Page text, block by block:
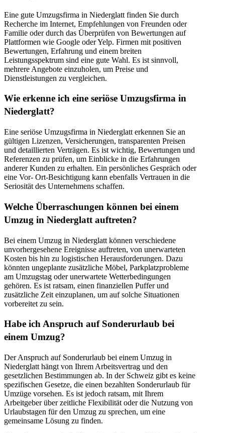
Eine gute Umzugsfirma in Niederglatt finden Sie durch
Recherche im Internet, Empfehlungen von Freunden oder
Familie oder durch das Überprüfen von Bewertungen auf
Plattformen wie Google oder Yelp. Firmen mit positiven
Bewertungen, Erfahrung und einem breiten
Leistungsspektrum sind eine gute Wahl. Es ist sinnvoll,
mehrere Angebote einzuholen, um Preise und
Dienstleistungen zu vergleichen.
Wie erkenne ich eine seriöse Umzugsfirma in
Niederglatt?
Eine seriöse Umzugsfirma in Niederglatt erkennen Sie an
gültigen Lizenzen, Versicherungen, transparenten Preisen
und detaillierten Verträgen. Es ist wichtig, Bewertungen und
Referenzen zu prüfen, um Einblicke in die Erfahrungen
anderer Kunden zu erhalten. Ein persönliches Gespräch oder
eine Vor- Ort-Besichtigung kann ebenfalls Vertrauen in die
Seriosität des Unternehmens schaffen.
Welche Überraschungen können bei einem
Umzug in Niederglatt auftreten?
Bei einem Umzug in Niederglatt können verschiedene
unvorhergesehene Ereignisse auftreten, von unerwarteten
Kosten bis hin zu logistischen Herausforderungen. Dazu
könnten ungeplante zusätzliche Möbel, Parkplatzprobleme
am Umzugstag oder unerwartete Wetterbedingungen
gehören. Es ist ratsam, einen finanziellen Puffer und
zusätzliche Zeit einzuplanen, um auf solche Situationen
vorbereitet zu sein.
Habe ich Anspruch auf Sonderurlaub bei
einem Umzug?
Der Anspruch auf Sonderurlaub bei einem Umzug in
Niederglatt hängt von Ihrem Arbeitsvertrag und den
gesetzlichen Bestimmungen ab. In der Schweiz gibt es keine
spezifischen Gesetze, die einen bezahlten Sonderurlaub für
Umzüge vorsehen. Es ist jedoch ratsam, mit Ihrem
Arbeitgeber über zeitliche Flexibilität oder die Nutzung von
Urlaubstagen für den Umzug zu sprechen, um eine
gemeinsame Lösung zu finden.